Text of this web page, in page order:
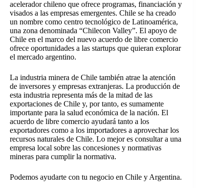
acelerador chileno que ofrece programas, financiación y
visados a las empresas emergentes. Chile se ha creado
un nombre como centro tecnológico de Latinoamérica,
una zona denominada “Chilecon Valley”. El apoyo de
Chile en el marco del nuevo acuerdo de libre comercio
ofrece oportunidades a las startups que quieran explorar
el mercado argentino.
La industria minera de Chile también atrae la atención
de inversores y empresas extranjeras. La producción de
esta industria representa más de la mitad de las
exportaciones de Chile y, por tanto, es sumamente
importante para la salud económica de la nación. El
acuerdo de libre comercio ayudará tanto a los
exportadores como a los importadores a aprovechar los
recursos naturales de Chile. Lo mejor es consultar a una
empresa local sobre las concesiones y normativas
mineras para cumplir la normativa.
Podemos ayudarte con tu negocio en Chile y Argentina.